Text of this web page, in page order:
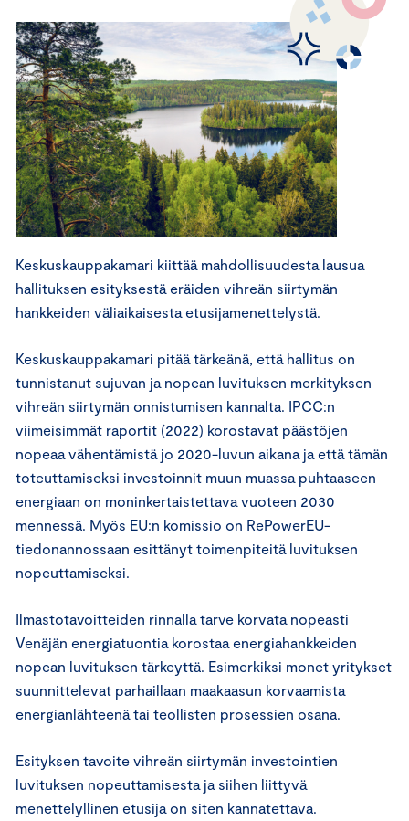
Keskuskauppakamari kiittää mahdollisuudesta lausua
hallituksen esityksestä eräiden vihreän siirtymän
hankkeiden väliaikaisesta etusijamenettelystä.
Keskuskauppakamari pitää tärkeänä, että hallitus on
tunnistanut sujuvan ja nopean luvituksen merkityksen
vihreän siirtymän onnistumisen kannalta. IPCC:n
viimeisimmät raportit (2022) korostavat päästöjen
nopeaa vähentämistä jo 2020-luvun aikana ja että tämän
toteuttamiseksi investoinnit muun muassa puhtaaseen
energiaan on moninkertaistettava vuoteen 2030
mennessä. Myös EU:n komissio on RePowerEU-
tiedonannossaan esittänyt toimenpiteitä luvituksen
nopeuttamiseksi.
Ilmastotavoitteiden rinnalla tarve korvata nopeasti
Venäjän energiatuontia korostaa energiahankkeiden
nopean luvituksen tärkeyttä. Esimerkiksi monet yritykset
suunnittelevat parhaillaan maakaasun korvaamista
energianlähteenä tai teollisten prosessien osana.
Esityksen tavoite vihreän siirtymän investointien
luvituksen nopeuttamisesta ja siihen liittyvä
menettelyllinen etusija on siten kannatettava.